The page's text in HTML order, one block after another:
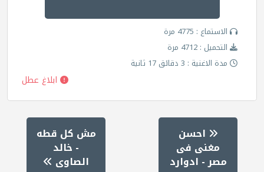
الاستماع : 4775 مرة
التحميل : 4712 مرة
مدة الاغنية : 3 دقائق 17 ثانية
ابلاغ عطل
احسن
مغنى فى
مصر - ادوارد
مش كل قطه
- خالد
الصاوى